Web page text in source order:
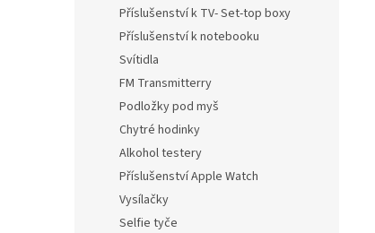
Příslušenství k TV- Set-top boxy
Příslušenství k notebooku
Svítidla
FM Transmitterry
Podložky pod myš
Chytré hodinky
Alkohol testery
Příslušenství Apple Watch
Vysílačky
Selfie tyče